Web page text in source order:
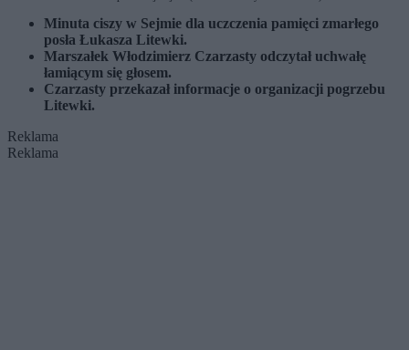
Minuta ciszy w Sejmie dla uczczenia pamięci zmarłego
posła Łukasza Litewki.
Marszałek Włodzimierz Czarzasty odczytał uchwałę
łamiącym się głosem.
Czarzasty przekazał informacje o organizacji pogrzebu
Litewki.
Reklama
Reklama